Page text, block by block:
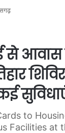
से
to
Facilities at